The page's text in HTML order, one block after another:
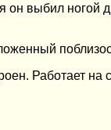
выбил ногой
Работает на